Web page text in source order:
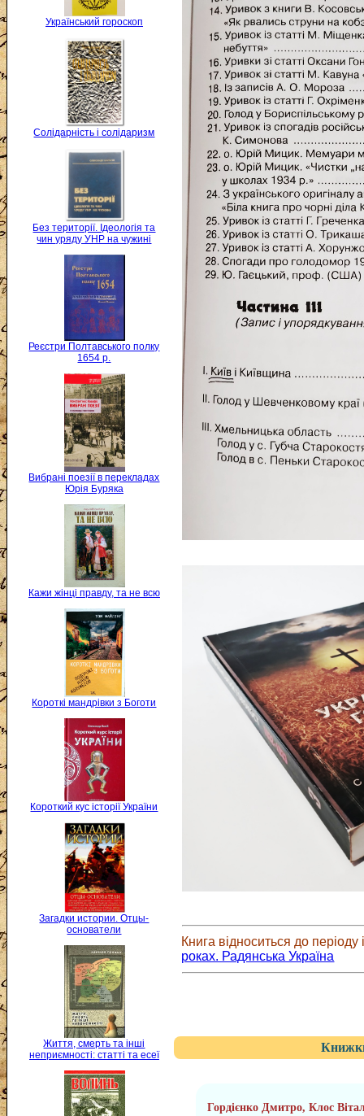
Український гороскоп
Солідарність і солідаризм
Без території. Ідеологія та
чин уряду УНР на чужині
Реєстри Полтавського полку
1654 р.
Вибрані поезії в перекладах
Юрія Буряка
Кажи жінці правду, та не всю
Короткі мандрівки з Боготи
Короткий кус історії України
Загадки истории. Отцы-
основатели
Життя, смерть та інші
неприємності: статті та есеї
Книга відноситься до періоду
роках. Радянська Україна
Гордієнко Дмитро, Клос